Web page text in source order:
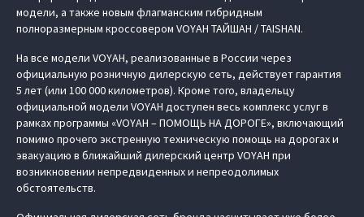
модели, а также новым флагманским гибридным
полноразмерным кроссовером VOYAH ТАЙШАН / TAISHAN.
На все модели VOYAH, реализованные в России через
официальную розничную дилерскую сеть, действует гарантия
5 лет (или 100 000 километров). Кроме того, владельцу
официальной модели VOYAH доступен весь комплекс услуг в
рамках программы «VOYAH – ПОМОЩЬ НА ДОРОГЕ», включающий
помимо прочего экстренную техническую помощь на дорогах и
эвакуацию в ближайший дилерский центр VOYAH при
возникновении непредвиденных и непреодолимых
обстоятельств.